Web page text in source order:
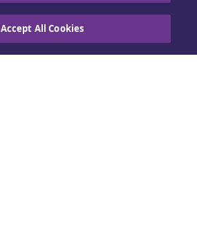
Accept All Cookies